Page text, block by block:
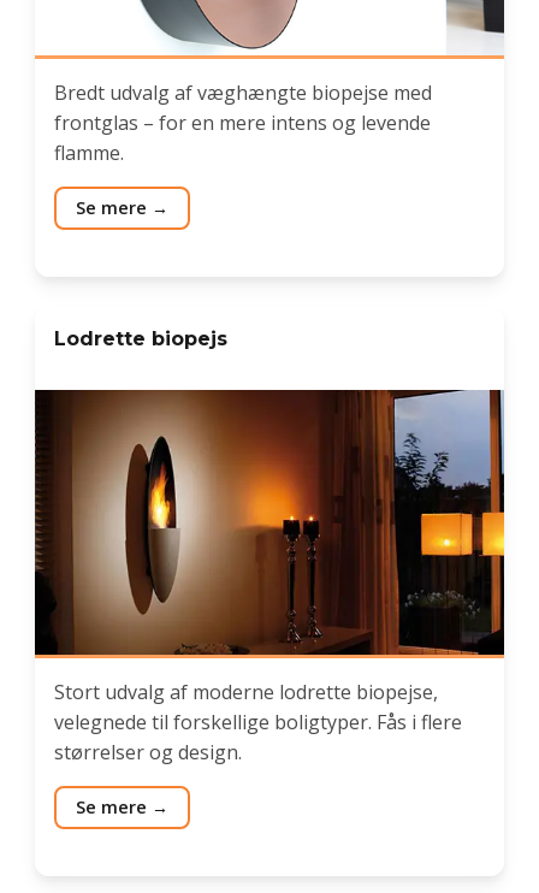
Bredt udvalg af væghængte biopejse med
frontglas – for en mere intens og levende
flamme.
Se mere
Lodrette biopejs
Stort udvalg af moderne lodrette biopejse,
velegnede til forskellige boligtyper. Fås i flere
størrelser og design.
Se mere